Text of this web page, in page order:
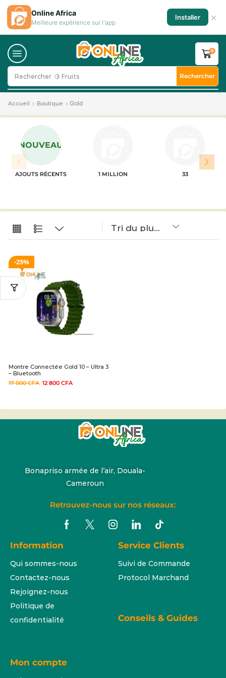
Rechercher 🍋 Fruits Rechercher
0
Accueil Boutique Gold
NOUVEAU
AJOUTS RÉCENTS 1 MILLION 33
25%
Montre Connectée Gold 10 – Ultra 3
– Bluetooth
17 000CFA 12 800 CFA
Bonapriso armée de l’air, Douala-
Cameroun
Retrouvez-nous sur nos réseaux:
Information
Qui sommes-nous
Contactez-nous
Rejoignez-nous
Politique de
confidentialité
Service Clients
Suivi de Commande
Protocol Marchand
Conseils & Guides
Mon compte
Online Africa
Meilleure expérience sur l'app
Installer ×